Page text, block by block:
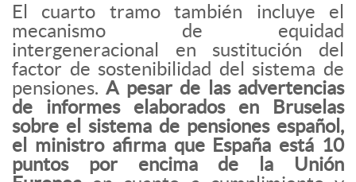
El cuarto tramo también incluye el
mecanismo de equidad
intergeneracional en sustitución del
factor de sostenibilidad del sistema de
pensiones.A pesar de las advertencias
de informes elaborados en Bruselas
sobre el sistema de pensiones español,
el ministro afirma que España está 10
puntos por encima de la Unión